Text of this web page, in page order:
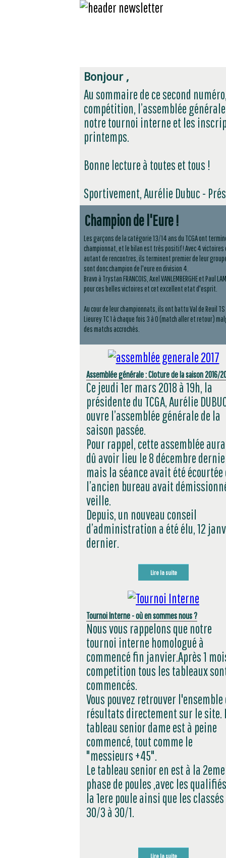
Bonjour ,
Au sommaire de ce second
compétition, l’assemblée
notre tournoi interne et les
printemps.
Bonne lecture à toutes et tous !
Sportivement, Aurélie Dubuc -
Champion de l'Eure !
Les garçons de la catégorie 13/14 ans du TCGA ont
championnat, et le bilan est très positif ! Avec 4 victoires
autant de rencontres, ils terminent premier de leur
sont donc champion de l'eure en division 4.
Bravo à Trystan FRANCOIS, Axel VANLEMBERGHE et Paul
pour ces belles victoires et cet excellent etat d'esprit.
Au cour de leur championnats, ils ont battu Val de Reuil TS
Lieurey TC 1 à chaque fois 3 à 0 (match aller et retour)
des matchs accrochés.
Assemblée générale : Cloture de la saison 2016/
Ce jeudi 1er mars 2018 à 19h, la
présidente du TCGA, Aurélie
ouvre l’assemblée générale de la
saison passée.
Pour rappel, cette assemblée
dû avoir lieu le 8 décembre
mais la séance avait été
l’ancien bureau avait
veille.
Depuis, un nouveau conseil
d’administration a été élu, 12
dernier.
Lire la suite
Tournoi Interne - où en sommes nous ?
Nous vous rappelons que notre
tournoi interne homologué à
commencé fin janvier.Après 1
competition tous les tableaux
commencés.
Vous pouvez retrouver l'ensemble
résultats directement sur le site.
tableau senior dame est à peine
commencé, tout comme le
"messieurs +45".
Le tableau senior en est à la 2eme
phase de poules ,avec les
la 1ere poule ainsi que les classés
30/3 à 30/1.
Lire la suite